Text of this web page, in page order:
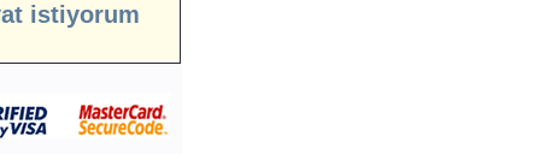
istiyorum